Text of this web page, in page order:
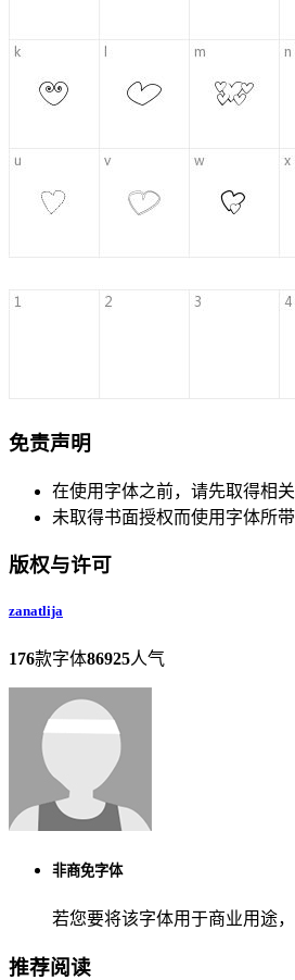
免责声明
在使用字体之前，请先取得相
未取得书面授权而使用字体所
版权与许可
zanatlija
176款字体86925人气
非商免字体
若您要将该字体用于商业用途
推荐阅读